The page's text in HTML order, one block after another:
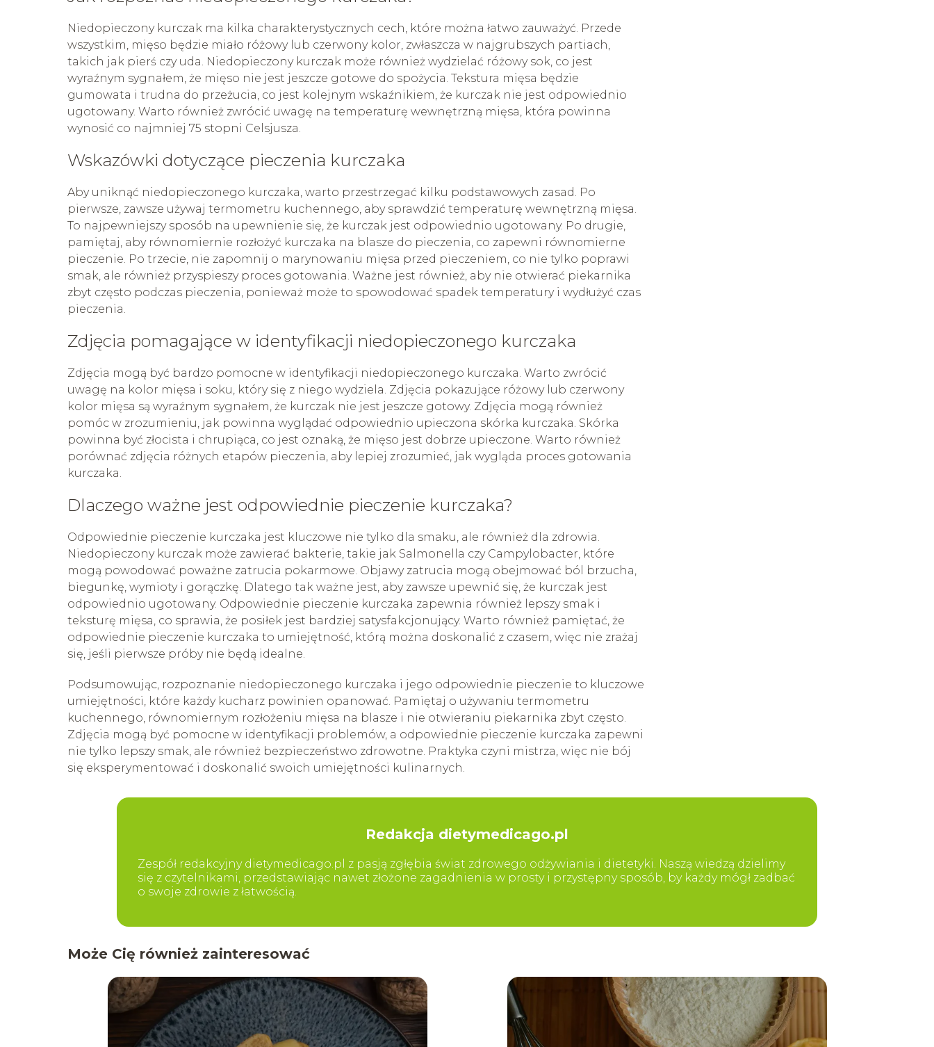
Niedopieczony kurczak ma kilka charakterystycznych cech, które można łatwo zauważyć. Przede
wszystkim, mięso będzie miało różowy lub czerwony kolor, zwłaszcza w najgrubszych partiach,
takich jak pierś czy uda. Niedopieczony kurczak może również wydzielać różowy sok, co jest
wyraźnym sygnałem, że mięso nie jest jeszcze gotowe do spożycia. Tekstura mięsa będzie
gumowata i trudna do przeżucia, co jest kolejnym wskaźnikiem, że kurczak nie jest odpowiednio
ugotowany. Warto również zwrócić uwagę na temperaturę wewnętrzną mięsa, która powinna
wynosić co najmniej 75 stopni Celsjusza.
Wskazówki dotyczące pieczenia kurczaka
Aby uniknąć niedopieczonego kurczaka, warto przestrzegać kilku podstawowych zasad. Po
pierwsze, zawsze używaj termometru kuchennego, aby sprawdzić temperaturę wewnętrzną mięsa.
To najpewniejszy sposób na upewnienie się, że kurczak jest odpowiednio ugotowany. Po drugie,
pamiętaj, aby równomiernie rozłożyć kurczaka na blasze do pieczenia, co zapewni równomierne
pieczenie. Po trzecie, nie zapomnij o marynowaniu mięsa przed pieczeniem, co nie tylko poprawi
smak, ale również przyspieszy proces gotowania. Ważne jest również, aby nie otwierać piekarnika
zbyt często podczas pieczenia, ponieważ może to spowodować spadek temperatury i wydłużyć czas
pieczenia.
Zdjęcia pomagające w identyfikacji niedopieczonego kurczaka
Zdjęcia mogą być bardzo pomocne w identyfikacji niedopieczonego kurczaka. Warto zwrócić
uwagę na kolor mięsa i soku, który się z niego wydziela. Zdjęcia pokazujące różowy lub czerwony
kolor mięsa są wyraźnym sygnałem, że kurczak nie jest jeszcze gotowy. Zdjęcia mogą również
pomóc w zrozumieniu, jak powinna wyglądać odpowiednio upieczona skórka kurczaka. Skórka
powinna być złocista i chrupiąca, co jest oznaką, że mięso jest dobrze upieczone. Warto również
porównać zdjęcia różnych etapów pieczenia, aby lepiej zrozumieć, jak wygląda proces gotowania
kurczaka.
Dlaczego ważne jest odpowiednie pieczenie kurczaka?
Odpowiednie pieczenie kurczaka jest kluczowe nie tylko dla smaku, ale również dla zdrowia.
Niedopieczony kurczak może zawierać bakterie, takie jak Salmonella czy Campylobacter, które
mogą powodować poważne zatrucia pokarmowe. Objawy zatrucia mogą obejmować ból brzucha,
biegunkę, wymioty i gorączkę. Dlatego tak ważne jest, aby zawsze upewnić się, że kurczak jest
odpowiednio ugotowany. Odpowiednie pieczenie kurczaka zapewnia również lepszy smak i
teksturę mięsa, co sprawia, że posiłek jest bardziej satysfakcjonujący. Warto również pamiętać, że
odpowiednie pieczenie kurczaka to umiejętność, którą można doskonalić z czasem, więc nie zrażaj
się, jeśli pierwsze próby nie będą idealne.
Podsumowując, rozpoznanie niedopieczonego kurczaka i jego odpowiednie pieczenie to kluczowe
umiejętności, które każdy kucharz powinien opanować. Pamiętaj o używaniu termometru
kuchennego, równomiernym rozłożeniu mięsa na blasze i nie otwieraniu piekarnika zbyt często.
Zdjęcia mogą być pomocne w identyfikacji problemów, a odpowiednie pieczenie kurczaka zapewni
nie tylko lepszy smak, ale również bezpieczeństwo zdrowotne. Praktyka czyni mistrza, więc nie bój
się eksperymentować i doskonalić swoich umiejętności kulinarnych.
Redakcja dietymedicago.pl
Zespół redakcyjny dietymedicago.pl z pasją zgłębia świat zdrowego odżywiania i dietetyki. Naszą wiedzą dzielimy
się z czytelnikami, przedstawiając nawet złożone zagadnienia w prosty i przystępny sposób, by każdy mógł zadbać
o swoje zdrowie z łatwością.
Może Cię również zainteresować